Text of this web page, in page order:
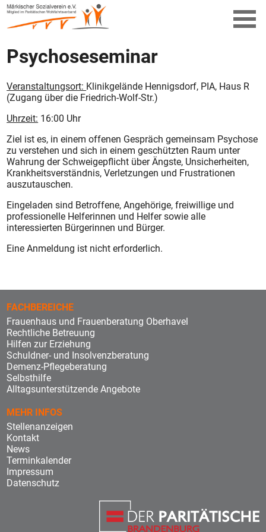
Psychoseseminar
Veranstaltungsort: Klinikgelände Hennigsdorf, PIA, Haus R
(Zugang über die Friedrich-Wolf-Str.)
Uhrzeit: 16:00 Uhr
Ziel ist es, in einem offenen Gespräch gemeinsam Psychose
zu verstehen und sich in einem geschützten Raum unter
Wahrung der Schweigepflicht über Ängste, Unsicherheiten,
Krankheitsverständnis, Verletzungen und Frustrationen
auszutauschen.
Eingeladen sind Betroffene, Angehörige, freiwillige und
professionelle Helferinnen und Helfer sowie alle
interessierten Bürgerinnen und Bürger.
Eine Anmeldung ist nicht erforderlich.
FACHBEREICHE
Frauenhaus und Frauenberatung Oberhavel
Rechtliche Betreuung
Hilfen zur Erziehung
Schuldner- und Insolvenzberatung
Demenz-Pflegeberatung
Selbsthilfe
Alltagsunterstützende Angebote
MEHR INFOS
Stellenanzeigen
Kontakt
News
Terminkalender
Impressum
Datenschutz